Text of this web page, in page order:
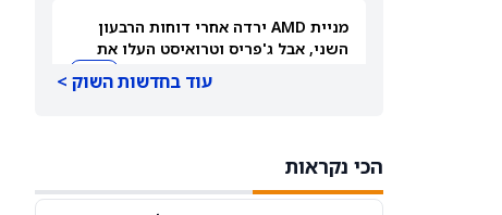
מניית AMD ירדה אחרי דוחות הרבעון
השני, אבל ג'פריס וטרואיסט העלו את
עוד בחדשות השוק >
הכי נקראות